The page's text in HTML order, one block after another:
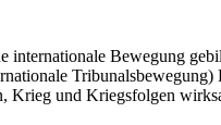
Bewegung
und Kriegsfolgen